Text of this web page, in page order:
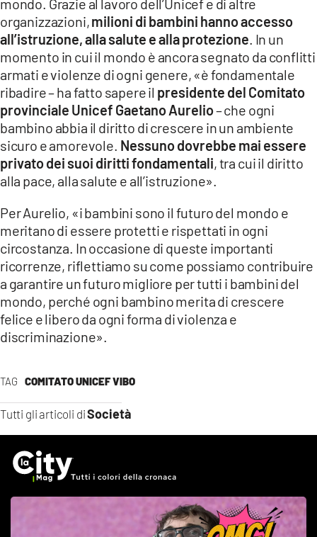
TAG COMITATO UNICEF VIBO
Tutti gli articoli diSocietà
mondo. Grazie al lavoro dell’Unicef e di altre
organizzazioni,milioni di bambini hanno accesso
all’istruzione, alla salute e alla protezione. In un
momento in cui il mondo è ancora segnato da conflitti
armati e violenze di ogni genere, «è fondamentale
ribadire – ha fatto sapere il presidente del Comitato
provinciale Unicef Gaetano Aurelio– che ogni
bambino abbia il diritto di crescere in un ambiente
sicuro e amorevole. Nessuno dovrebbe mai essere
privato dei suoi diritti fondamentali, tra cui il diritto
alla pace, alla salute e all’istruzione».
Per Aurelio, «i bambini sono il futuro del mondo e
meritano di essere protetti e rispettati in ogni
circostanza. In occasione di queste importanti
ricorrenze, riflettiamo su come possiamo contribuire
a garantire un futuro migliore per tutti i bambini del
mondo, perché ogni bambino merita di crescere
felice e libero da ogni forma di violenza e
discriminazione».